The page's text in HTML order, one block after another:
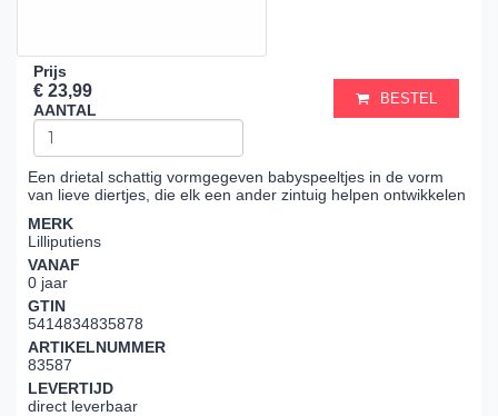
Prijs
€ 23,99
AANTAL
BESTEL
Een drietal schattig vormgegeven babyspeeltjes in de vorm
van lieve diertjes, die elk een ander zintuig helpen ontwikkelen
MERK
Lilliputiens
VANAF
0 jaar
GTIN
5414834835878
ARTIKELNUMMER
83587
LEVERTIJD
direct leverbaar